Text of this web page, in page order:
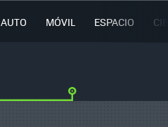
AUTO MÓVIL ESPACIO